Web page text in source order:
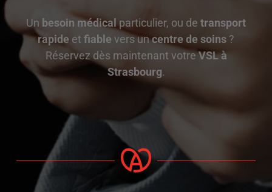
Un besoin médicalparticulier, ou de transport
rapide et fiable vers uncentre de soins ?
Réservez dès maintenant votreVSL à
Strasbourg.